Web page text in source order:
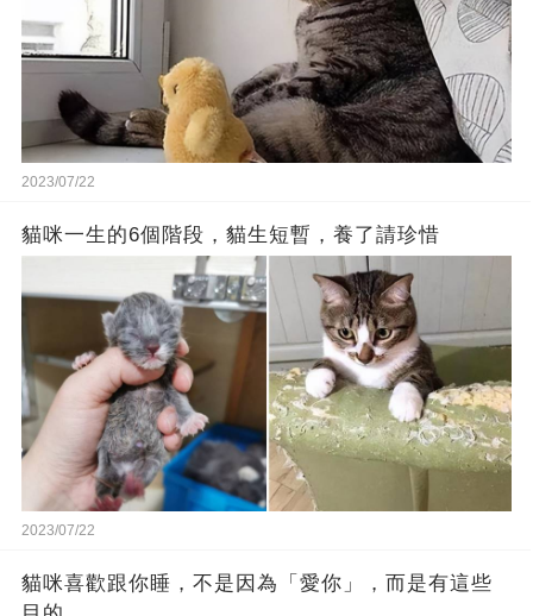
2023/07/22
貓咪一生的6個階段，貓生短暫，養了請珍惜
2023/07/22
貓咪喜歡跟你睡，不是因為「愛你」，而是有這些